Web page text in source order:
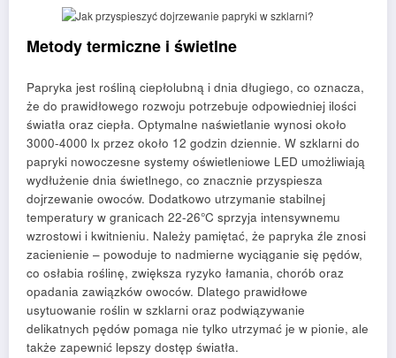
Metody termiczne i świetlne
Papryka jest rośliną ciepłolubną i dnia długiego, co oznacza,
że do prawidłowego rozwoju potrzebuje odpowiedniej ilości
światła oraz ciepła. Optymalne naświetlanie wynosi około
3000-4000 lx przez około 12 godzin dziennie. W szklarni do
papryki nowoczesne systemy oświetleniowe LED umożliwiają
wydłużenie dnia świetlnego, co znacznie przyspiesza
dojrzewanie owoców. Dodatkowo utrzymanie stabilnej
temperatury w granicach 22-26°C sprzyja intensywnemu
wzrostowi i kwitnieniu. Należy pamiętać, że papryka źle znosi
zacienienie – powoduje to nadmierne wyciąganie się pędów,
co osłabia roślinę, zwiększa ryzyko łamania, chorób oraz
opadania zawiązków owoców. Dlatego prawidłowe
usytuowanie roślin w szklarni oraz podwiązywanie
delikatnych pędów pomaga nie tylko utrzymać je w pionie, ale
także zapewnić lepszy dostęp światła.